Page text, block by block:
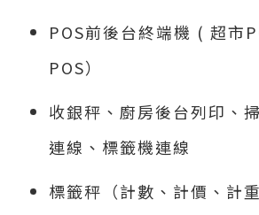
POS前後台終端機 ( 超市
POS）
收銀秤、廚房後台列印、
連線、標籤機連線
標籤秤（計數、計價、計